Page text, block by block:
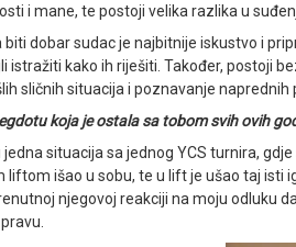
i mane, te postoji velika razlika u
biti dobar sudac je najbitnije iskustvo i
istražiti kako ih riješiti. Također, postoji
sličnih situacija i poznavanje
koja je ostala sa tobom svih ovih
situacija sa jednog YCS turnira,
liftom išao u sobu, te u lift je ušao taj isti
njegovoj reakciji na moju odluku